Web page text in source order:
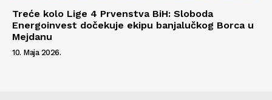
Treće kolo Lige 4 Prvenstva BiH: Sloboda
Energoinvest dočekuje ekipu banjalučkog Borca u
Mejdanu
10. Maja 2026.